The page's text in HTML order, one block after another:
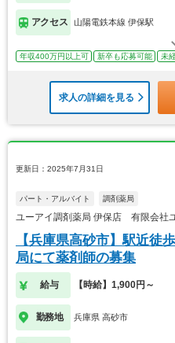
アクセス 山陽電鉄本線 伊保駅
年収400万円以上可 新卒も応募可能 未
求人の詳細を見る
更新日：2025年7月31日
パート・アルバイト 調剤薬局
ユーアイ調剤薬局 伊保店 有限会社
【兵庫県高砂市】駅近徒
局にて薬剤師の募集
給与 【時給】1,900円～
勤務地 兵庫県 高砂市